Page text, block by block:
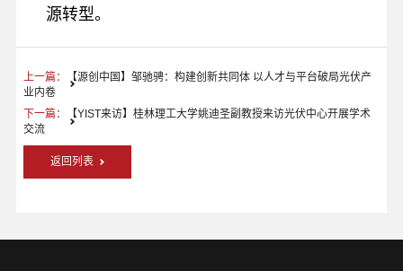
源转型。
上一篇：
【源创中国】邹驰骋：构建创新共同体 以人才与平台破局光伏产
业内卷
下一篇：
【YIST来访】桂林理工大学姚迪圣副教授来访光伏中心开展学术
交流
返回列表